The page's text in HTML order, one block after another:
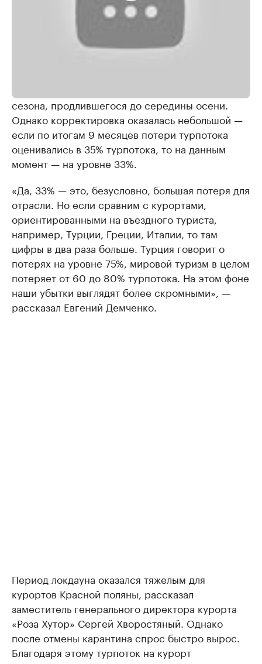
сезона, продлившегося до середины осени.
Однако корректировка оказалась небольшой —
если по итогам 9 месяцев потери турпотока
оценивались в 35% турпотока, то на данным
момент — на уровне 33%.
«Да, 33% — это, безусловно, большая потеря для
отрасли. Но если сравним с курортами,
ориентированными на въездного туриста,
например, Турции, Греции, Италии, то там
цифры в два раза больше. Турция говорит о
потерях на уровне 75%, мировой туризм в целом
потеряет от 60 до 80% турпотока. На этом фоне
наши убытки выглядят более скромными», —
рассказал Евгений Демченко.
Период локдауна оказался тяжелым для
курортов Красной поляны, рассказал
заместитель генерального директора курорта
«Роза Хутор» Сергей Хворостяный. Однако
после отмены карантина спрос быстро вырос.
Благодаря этому турпоток на курорт